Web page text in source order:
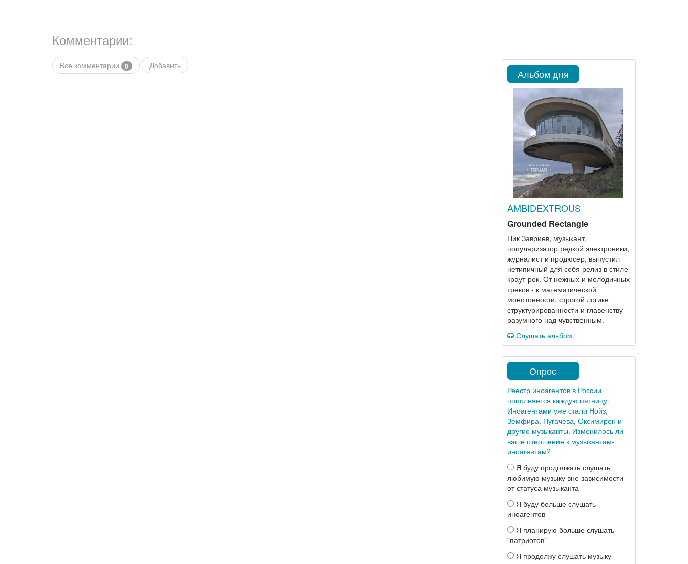
Комментарии:
Все комментарии 0 Добавить
Альбом дня
AMBIDEXTROUS
Grounded Rectangle
Ник Завриев, музыкант,
популяризатор редкой электроники,
журналист и продюсер, выпустил
нетипичный для себя релиз в стиле
краут-рок. От нежных и мелодичных
треков - к математической
монотонности, строгой логике
структурированности и главенству
разумного над чувственным.
Слушать альбом
Опрос
Реестр иноагентов в России
пополняется каждую пятницу.
Иноагентами уже стали Нойз,
Земфира, Пугачева, Оксимирон и
другие музыканты. Изменилось ли
ваше отношение к музыкантам-
иноагентам?
Я буду продолжать слушать
любимую музыку вне зависимости
от статуса музыканта
Я буду больше слушать
иноагентов
Я планирую больше слушать
"патриотов"
Я продолжу слушать музыку